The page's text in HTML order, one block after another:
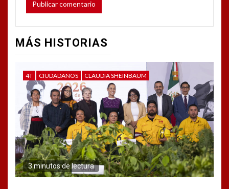
MÁS HISTORIAS
4T CIUDADANOS CLAUDIA SHEINBAUM
3 minutos de lectura